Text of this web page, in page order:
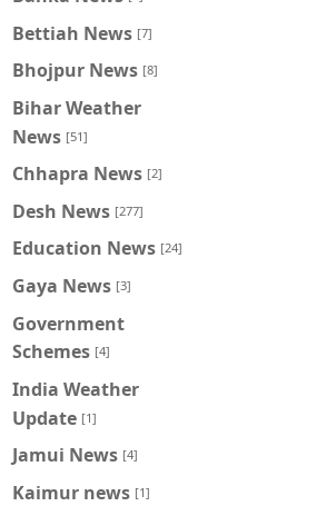
Bettiah News [7]
Bhojpur News [8]
Bihar Weather
News [51]
Chhapra News [2]
Desh News [277]
Education News [24]
Gaya News [3]
Government
Schemes [4]
India Weather
Update [1]
Jamui News [4]
Kaimur news [1]